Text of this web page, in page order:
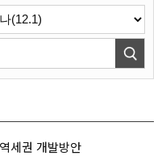
세권 개발방안